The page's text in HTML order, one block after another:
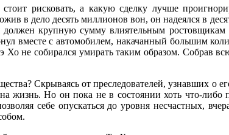
рисковать, а какую сделку лучше
в дело десять миллионов вон, он надеялся в
должен крупную сумму влиятельным ростовщикам
вместе с автомобилем, накачанный большим
не собирался умирать таким образом. Собрав
Скрываясь от преследователей, узнавших о
жизнь. Но он пока не в состоянии хоть что-либо
себе опускаться до уровня несчастных,